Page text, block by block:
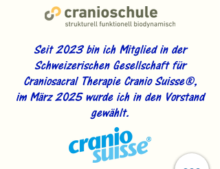
Seit 2023 bin ich Mitglied in der
Schweizerischen Gesellschaft für
Craniosacral Therapie Cranio Suisse®,
im März 2025 wurde ich in den Vorstand
gewählt.